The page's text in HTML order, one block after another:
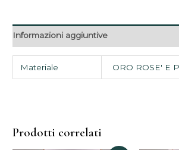
Informazioni aggiuntive
Materiale ORO ROSE' E
Prodotti correlati